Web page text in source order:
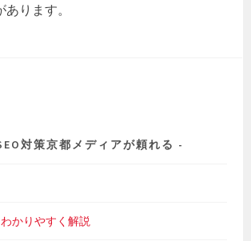
ります。
対策京都メディアが頼れる
かりやすく解説